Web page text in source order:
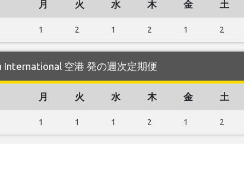
月 火 水 木 金 土
1 2 1 2 1 2
空港 発の週次定期便
月 火 水 木 金 土
1 1 1 2 1 2